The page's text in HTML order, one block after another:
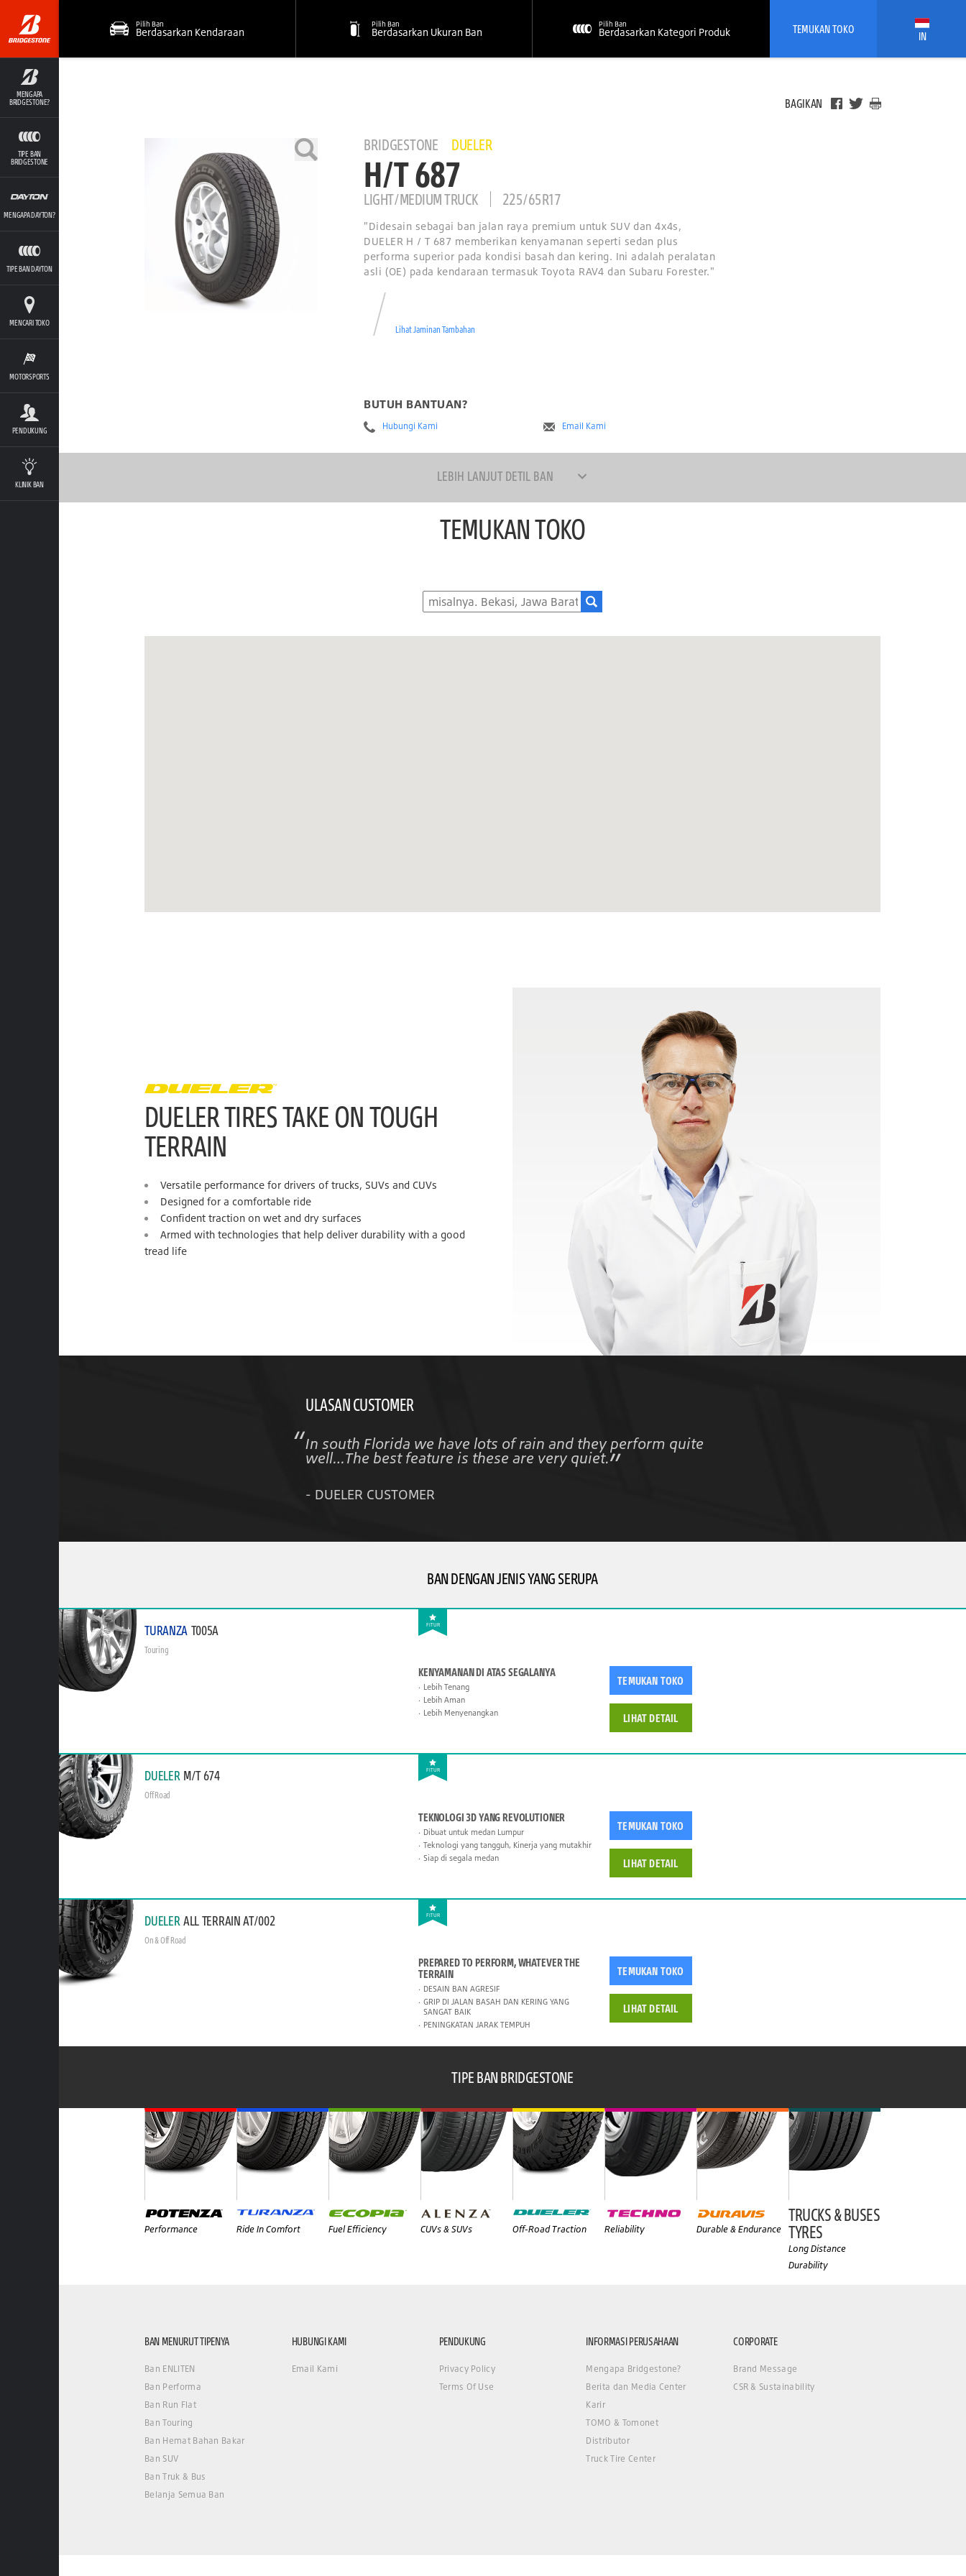
MENGAPA
BRIDGESTONE?
TIPE BAN
BRIDGESTONE
MENGAPA DAYTON?
TIPE BAN DAYTON
MENCARI TOKO
MOTORSPORTS
PENDUKUNG
KLINIK BAN
Pilih Ban
Berdasarkan Kendaraan
Pilih Ban
Berdasarkan Ukuran Ban
Pilih Ban
Berdasarkan Kategori Produk TEMUKAN TOKO IN
BAGIKAN
BRIDGESTONE DUELER
H/T 687
LIGHT/MEDIUM TRUCK 225/65R17
"Didesain sebagai ban jalan raya premium untuk SUV dan 4x4s,
DUELER H / T 687 memberikan kenyamanan seperti sedan plus
performa superior pada kondisi basah dan kering. Ini adalah peralatan
asli (OE) pada kendaraan termasuk Toyota RAV4 dan Subaru Forester."
Lihat Jaminan Tambahan
BUTUH BANTUAN?
Hubungi Kami Email Kami
LEBIH LANJUT DETIL BAN
TEMUKAN TOKO
DUELER TIRES TAKE ON TOUGH
TERRAIN
Versatile performance for drivers of trucks, SUVs and CUVs
Designed for a comfortable ride
Confident traction on wet and dry surfaces
Armed with technologies that help deliver durability with a good
tread life
ULASAN CUSTOMER
In south Florida we have lots of rain and they perform quite
well…The best feature is these are very quiet.
- DUELER CUSTOMER
BAN DENGAN JENIS YANG SERUPA
FITUR
TURANZA T005A
Touring
KENYAMANAN DI ATAS SEGALANYA
Lebih Tenang
Lebih Aman
Lebih Menyenangkan
TEMUKAN TOKO
LIHAT DETAIL
FITUR
DUELER M/T 674
Off Road
TEKNOLOGI 3D YANG REVOLUTIONER
Dibuat untuk medan Lumpur
Teknologi yang tangguh, Kinerja yang mutakhir
Siap di segala medan
TEMUKAN TOKO
LIHAT DETAIL
FITUR
DUELER ALL TERRAIN AT/002
On & Off Road
PREPARED TO PERFORM, WHATEVER THE
TERRAIN
DESAIN BAN AGRESIF
GRIP DI JALAN BASAH DAN KERING YANG
SANGAT BAIK
PENINGKATAN JARAK TEMPUH
TEMUKAN TOKO
LIHAT DETAIL
TIPE BAN BRIDGESTONE
Performance Ride In Comfort Fuel Efficiency CUVs & SUVs Off-Road Traction Reliability Durable & Endurance
TRUCKS & BUSES
TYRES
Long Distance
Durability
BAN MENURUT TIPENYA
Ban ENLITEN
Ban Performa
Ban Run Flat
Ban Touring
Ban Hemat Bahan Bakar
Ban SUV
Ban Truk & Bus
Belanja Semua Ban
HUBUNGI KAMI
Email Kami
PENDUKUNG
Privacy Policy
Terms Of Use
INFORMASI PERUSAHAAN
Mengapa Bridgestone?
Berita dan Media Center
Karir
TOMO & Tomonet
Distributor
Truck Tire Center
CORPORATE
Brand Message
CSR & Sustainability